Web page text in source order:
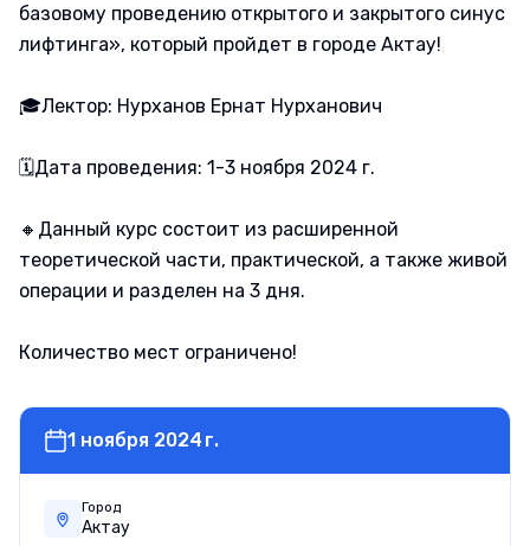
базовому проведению открытого и закрытого синус
лифтинга», который пройдет в городе Актау!
🎓Лектор: Нурханов Ернат Нурханович
🗓Дата проведения: 1-3 ноября 2024 г.
🔸Данный курс состоит из расширенной
теоретической части, практической, а также живой
операции и разделен на 3 дня.
Количество мест ограничено!
1 ноября 2024 г.
Город
Актау